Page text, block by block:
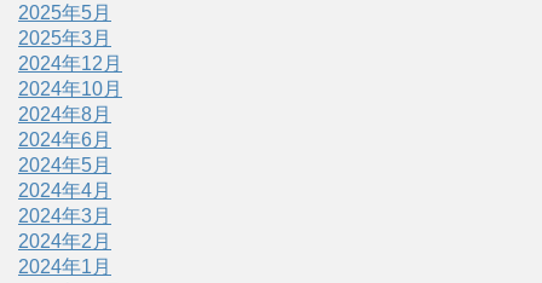
2025年5月
2025年3月
2024年12月
2024年10月
2024年8月
2024年6月
2024年5月
2024年4月
2024年3月
2024年2月
2024年1月